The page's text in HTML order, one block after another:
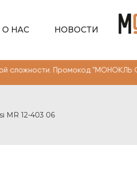
О НАС НОВОСТИ
"МОНОКЛЬ
MR 12-403 06